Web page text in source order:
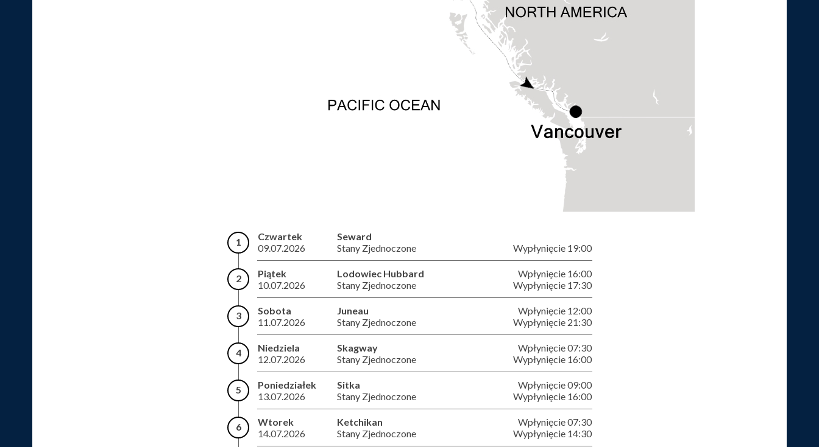
1
Czwartek
09.07.2026
Seward
Stany Zjednoczone
Wypłynięcie 19:00
2
Piątek
10.07.2026
Lodowiec Hubbard
Stany Zjednoczone
Wpłynięcie 16:00
Wypłynięcie 17:30
3
Sobota
11.07.2026
Juneau
Stany Zjednoczone
Wpłynięcie 12:00
Wypłynięcie 21:30
4
Niedziela
12.07.2026
Skagway
Stany Zjednoczone
Wpłynięcie 07:30
Wypłynięcie 16:00
5
Poniedziałek
13.07.2026
Sitka
Stany Zjednoczone
Wpłynięcie 09:00
Wypłynięcie 16:00
6
Wtorek
14.07.2026
Ketchikan
Stany Zjednoczone
Wpłynięcie 07:30
Wypłynięcie 14:30